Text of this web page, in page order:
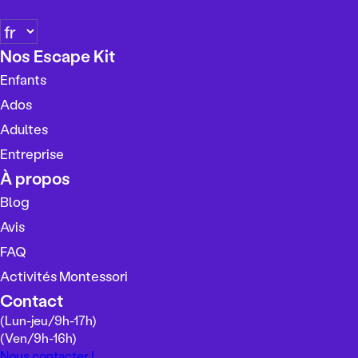
C
h
o
i
s
r
u
n
l
a
n
u
e
Nos Escape Kit
Enfants
Ados
Adultes
Entreprise
À propos
Blog
Avis
FAQ
Activités Montessori
Contact
(Lun-jeu/9h-17h)
(Ven/9h-16h)